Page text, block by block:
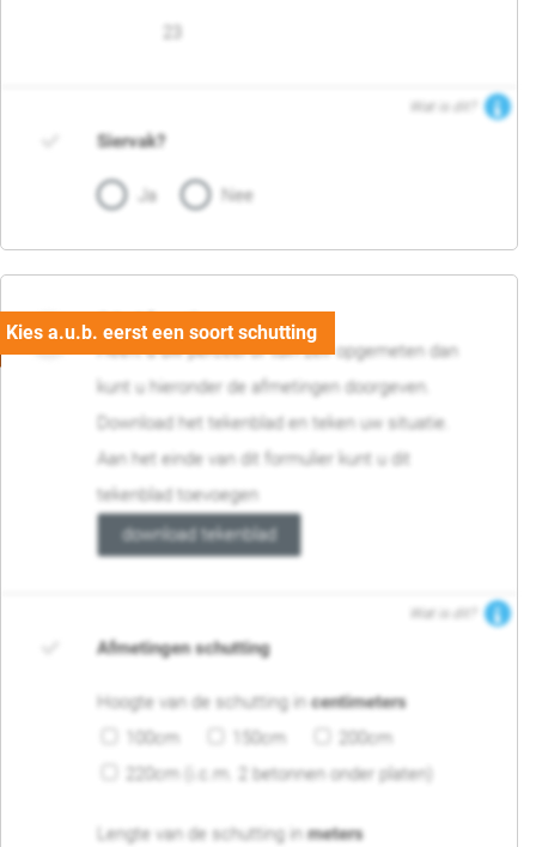
Wat is dit?
Siervak?
Ja Nee
04. Afmetingen
Heeft u uw perceel of tuin zelf opgemeten dan
kunt u hieronder de afmetingen doorgeven.
Download het tekenblad en teken uw situatie.
Aan het einde van dit formulier kunt u dit
tekenblad toevoegen
download tekenblad
Wat is dit?
Afmetingen schutting
Hoogte van de schutting incentimeters
100cm
150cm
200cm
220cm (i.c.m. 2 betonnen onder platen)
Lengte van de schutting inmeters